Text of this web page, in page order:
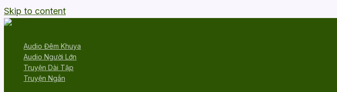
Skip to content
Audio Đêm Khuya
Audio Người Lớn
Truyện Dài Tập
Truyện Ngắn